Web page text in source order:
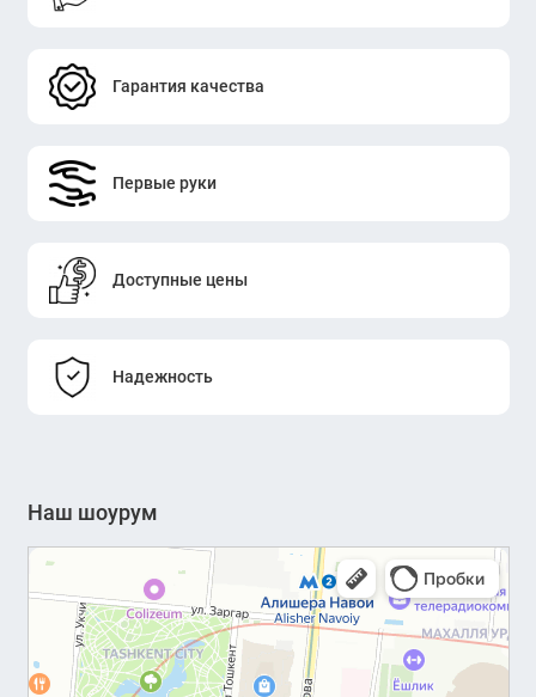
Гарантия качества
Первые руки
Доступные цены
Надежность
Наш шоурум